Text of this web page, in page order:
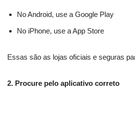
No Android, use a Google Play
No iPhone, use a App Store
Essas são as lojas oficiais e seguras
2. Procure pelo aplicativo correto